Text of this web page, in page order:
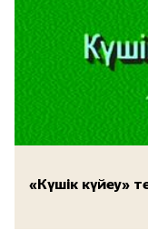
«Күшік күйеу»